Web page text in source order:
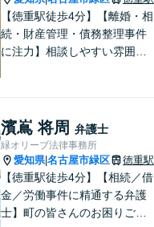
【徳重駅徒歩4分】【離婚・相
続・財産管理・債務整理事件
に注力】相談しやすい雰囲気
濱嶌 将周 弁護士
緑オリーブ法律事務所
愛知県|名古屋市緑区 徳重駅
【徳重駅徒歩4分】【相続／借
金／労働事件に精通する弁護
士】町の皆さんのお困りごと